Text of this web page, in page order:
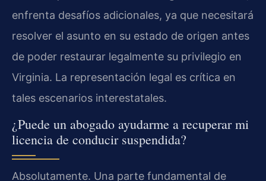
enfrenta desafíos adicionales, ya que necesitará
resolver el asunto en su estado de origen antes
de poder restaurar legalmente su privilegio en
Virginia. La representación legal es crítica en
tales escenarios interestatales.
¿Puede un abogado ayudarme a recuperar mi
licencia de conducir suspendida?
Absolutamente. Una parte fundamental de